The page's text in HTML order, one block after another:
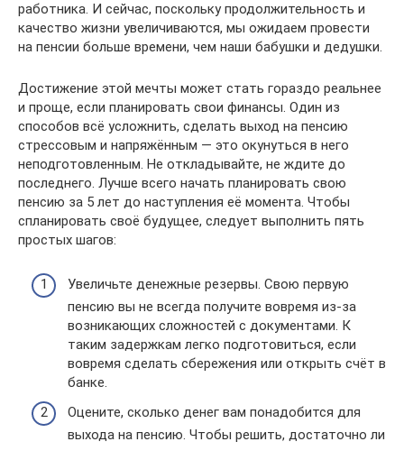
работника. И сейчас, поскольку продолжительность и
качество жизни увеличиваются, мы ожидаем провести
на пенсии больше времени, чем наши бабушки и дедушки.
Достижение этой мечты может стать гораздо реальнее
и проще, если планировать свои финансы. Один из
способов всё усложнить, сделать выход на пенсию
стрессовым и напряжённым — это окунуться в него
неподготовленным. Не откладывайте, не ждите до
последнего. Лучше всего начать планировать свою
пенсию за 5 лет до наступления её момента. Чтобы
спланировать своё будущее, следует выполнить пять
простых шагов:
Увеличьте денежные резервы. Свою первую
пенсию вы не всегда получите вовремя из-за
возникающих сложностей с документами. К
таким задержкам легко подготовиться, если
вовремя сделать сбережения или открыть счёт в
банке.
Оцените, сколько денег вам понадобится для
выхода на пенсию. Чтобы решить, достаточно ли